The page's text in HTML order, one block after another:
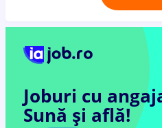
Joburi cu
Sună și află!